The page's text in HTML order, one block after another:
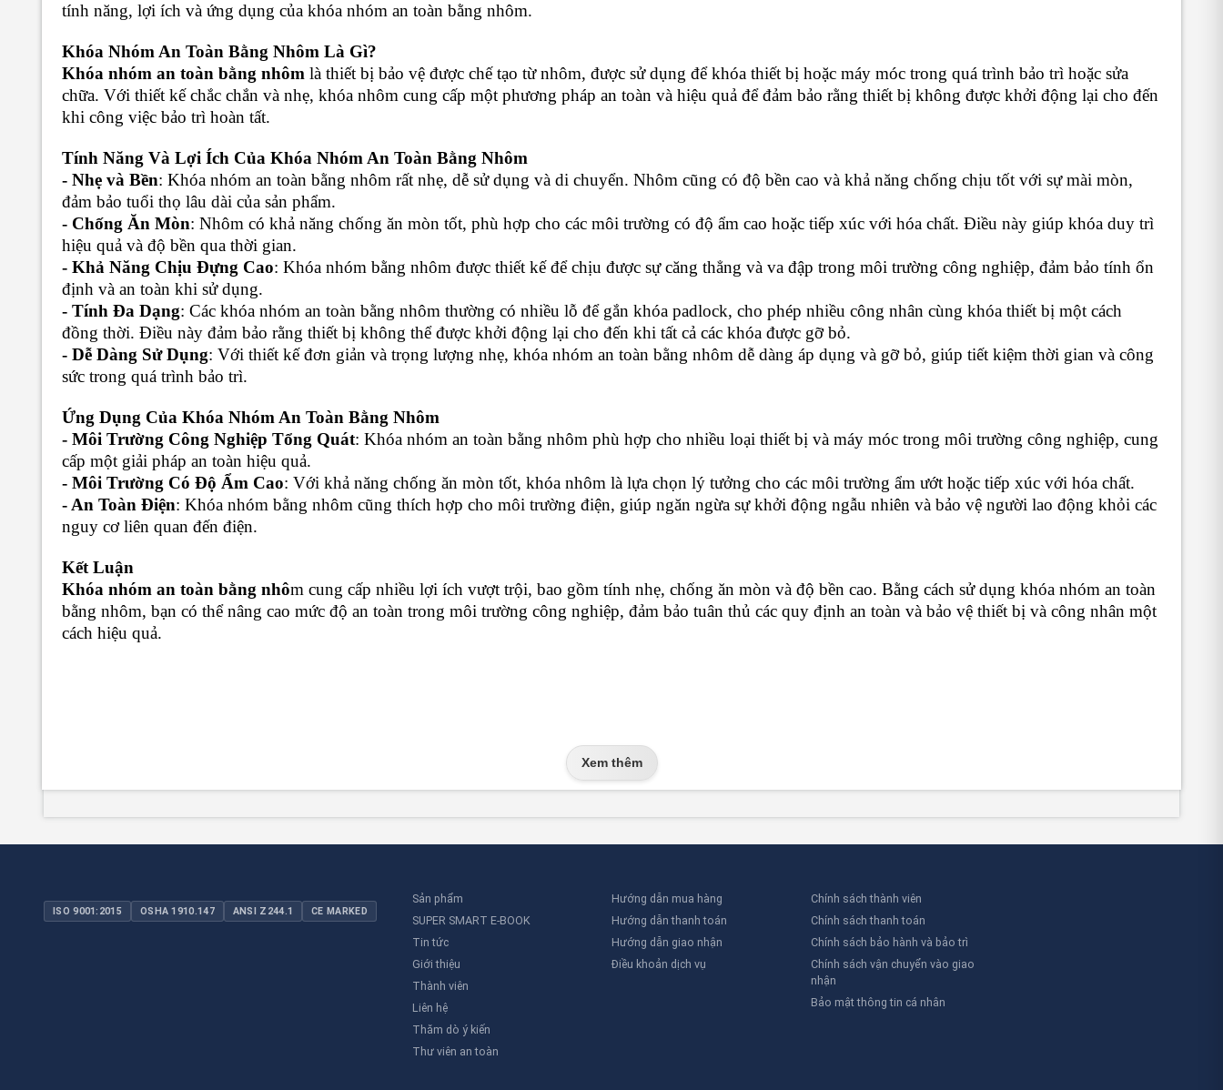
tính năng, lợi ích và ứng dụng của khóa nhóm an toàn bằng nhôm.
Khóa Nhóm An Toàn Bằng Nhôm Là Gì?
Khóa nhóm an toàn bằng nhôm là thiết bị bảo vệ được chế tạo từ nhôm, được sử dụng để khóa thiết bị hoặc máy móc trong quá trình bảo trì hoặc sửa
chữa. Với thiết kế chắc chắn và nhẹ, khóa nhôm cung cấp một phương pháp an toàn và hiệu quả để đảm bảo rằng thiết bị không được khởi động lại cho đến
khi công việc bảo trì hoàn tất.
Tính Năng Và Lợi Ích Của Khóa Nhóm An Toàn Bằng Nhôm
- Nhẹ và Bền: Khóa nhóm an toàn bằng nhôm rất nhẹ, dễ sử dụng và di chuyển. Nhôm cũng có độ bền cao và khả năng chống chịu tốt với sự mài mòn,
đảm bảo tuổi thọ lâu dài của sản phẩm.
- Chống Ăn Mòn: Nhôm có khả năng chống ăn mòn tốt, phù hợp cho các môi trường có độ ẩm cao hoặc tiếp xúc với hóa chất. Điều này giúp khóa duy trì
hiệu quả và độ bền qua thời gian.
- Khả Năng Chịu Đựng Cao: Khóa nhóm bằng nhôm được thiết kế để chịu được sự căng thẳng và va đập trong môi trường công nghiệp, đảm bảo tính ổn
định và an toàn khi sử dụng.
- Tính Đa Dạng: Các khóa nhóm an toàn bằng nhôm thường có nhiều lỗ để gắn khóa padlock, cho phép nhiều công nhân cùng khóa thiết bị một cách
đồng thời. Điều này đảm bảo rằng thiết bị không thể được khởi động lại cho đến khi tất cả các khóa được gỡ bỏ.
- Dễ Dàng Sử Dụng: Với thiết kế đơn giản và trọng lượng nhẹ, khóa nhóm an toàn bằng nhôm dễ dàng áp dụng và gỡ bỏ, giúp tiết kiệm thời gian và công
sức trong quá trình bảo trì.
Ứng Dụng Của Khóa Nhóm An Toàn Bằng Nhôm
- Môi Trường Công Nghiệp Tổng Quát: Khóa nhóm an toàn bằng nhôm phù hợp cho nhiều loại thiết bị và máy móc trong môi trường công nghiệp, cung
cấp một giải pháp an toàn hiệu quả.
- Môi Trường Có Độ Ẩm Cao: Với khả năng chống ăn mòn tốt, khóa nhôm là lựa chọn lý tưởng cho các môi trường ẩm ướt hoặc tiếp xúc với hóa chất.
- An Toàn Điện: Khóa nhóm bằng nhôm cũng thích hợp cho môi trường điện, giúp ngăn ngừa sự khởi động ngẫu nhiên và bảo vệ người lao động khỏi các
nguy cơ liên quan đến điện.
Kết Luận
Khóa nhóm an toàn bằng nhôm cung cấp nhiều lợi ích vượt trội, bao gồm tính nhẹ, chống ăn mòn và độ bền cao. Bằng cách sử dụng khóa nhóm an toàn
bằng nhôm, bạn có thể nâng cao mức độ an toàn trong môi trường công nghiệp, đảm bảo tuân thủ các quy định an toàn và bảo vệ thiết bị và công nhân một
cách hiệu quả.
Xem thêm
ISO 9001:2015 OSHA 1910.147 ANSI Z244.1 CE MARKED
Sản phẩm
SUPER SMART E-BOOK
Tin tức
Giới thiệu
Thành viên
Liên hệ
Thăm dò ý kiến
Thư viên an toàn
Hướng dẫn mua hàng
Hướng dẫn thanh toán
Hướng dẫn giao nhận
Điều khoản dịch vụ
Chính sách thành viên
Chính sách thanh toán
Chính sách bảo hành và bảo trì
Chính sách vận chuyển vào giao
nhận
Bảo mật thông tin cá nhân